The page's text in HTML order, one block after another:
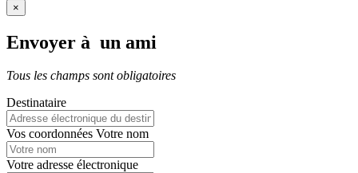
×
Envoyer à un ami
Tous les champs sont obligatoires
Destinataire
Vos coordonnées Votre nom
Votre adresse électronique